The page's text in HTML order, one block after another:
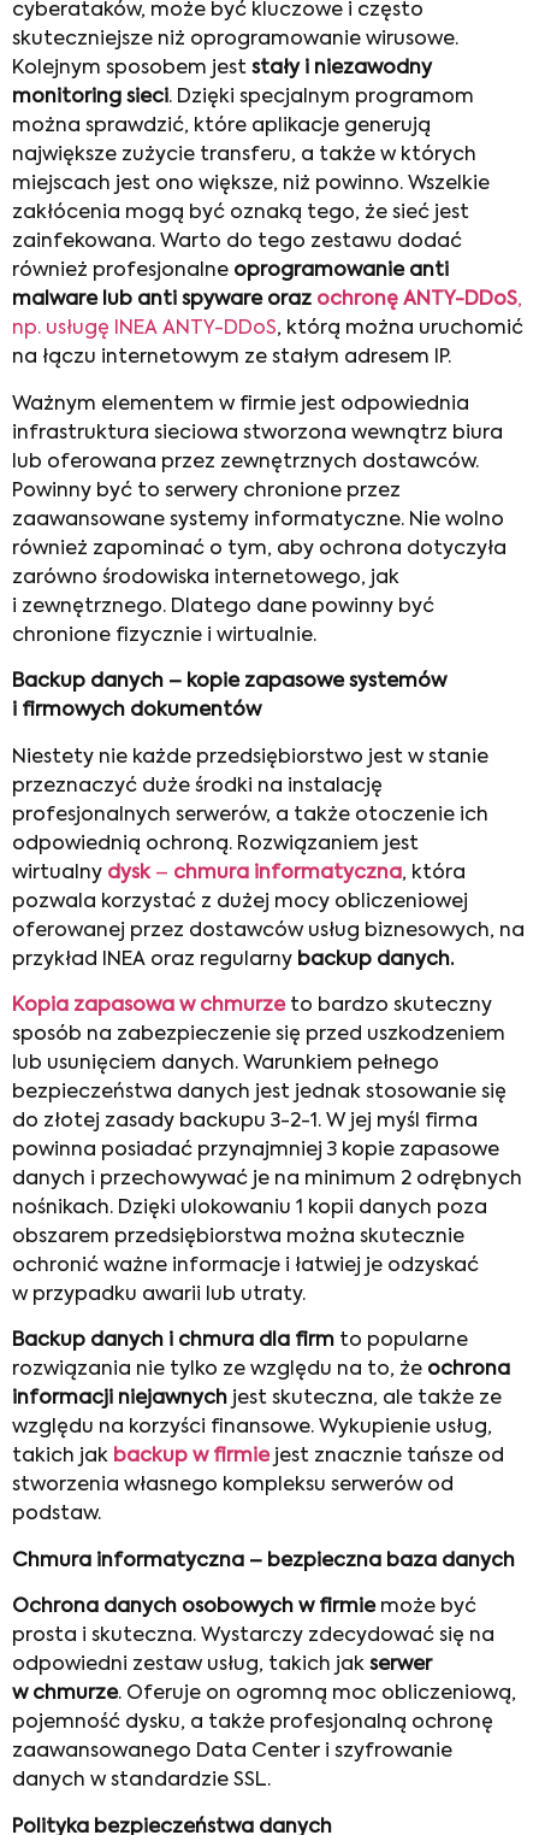
cyberataków, może być kluczowe i często
skuteczniejsze niż oprogramowanie wirusowe.
Kolejnym sposobem jest stały i niezawodny
monitoring sieci. Dzięki specjalnym programom
można sprawdzić, które aplikacje generują
największe zużycie transferu, a także w których
miejscach jest ono większe, niż powinno. Wszelkie
zakłócenia mogą być oznaką tego, że sieć jest
zainfekowana. Warto do tego zestawu dodać
również profesjonalne oprogramowanie anti
malware lub anti spyware oraz ochronę ANTY-DDoS,
np. usługę INEA ANTY-DDoS, którą można uruchomić
na łączu internetowym ze stałym adresem IP.
Ważnym elementem w firmie jest odpowiednia
infrastruktura sieciowa stworzona wewnątrz biura
lub oferowana przez zewnętrznych dostawców.
Powinny być to serwery chronione przez
zaawansowane systemy informatyczne. Nie wolno
również zapominać o tym, aby ochrona dotyczyła
zarówno środowiska internetowego, jak
i zewnętrznego. Dlatego dane powinny być
chronione fizycznie i wirtualnie.
Backup danych – kopie zapasowe systemów
i firmowych dokumentów
Niestety nie każde przedsiębiorstwo jest w stanie
przeznaczyć duże środki na instalację
profesjonalnych serwerów, a także otoczenie ich
odpowiednią ochroną. Rozwiązaniem jest
wirtualny dysk– chmura informatyczna, która
pozwala korzystać z dużej mocy obliczeniowej
oferowanej przez dostawców usług biznesowych, na
przykład INEA oraz regularny backup danych.
Kopia zapasowa w chmurzeto bardzo skuteczny
sposób na zabezpieczenie się przed uszkodzeniem
lub usunięciem danych. Warunkiem pełnego
bezpieczeństwa danych jest jednak stosowanie się
do złotej zasady backupu 3-2-1. W jej myśl firma
powinna posiadać przynajmniej 3 kopie zapasowe
danych i przechowywać je na minimum 2 odrębnych
nośnikach. Dzięki ulokowaniu 1 kopii danych poza
obszarem przedsiębiorstwa można skutecznie
ochronić ważne informacje i łatwiej je odzyskać
w przypadku awarii lub utraty.
Backup danych i chmura dla firm to popularne
rozwiązania nie tylko ze względu na to, że ochrona
informacji niejawnych jest skuteczna, ale także ze
względu na korzyści finansowe. Wykupienie usług,
takich jak backup w firmiejest znacznie tańsze od
stworzenia własnego kompleksu serwerów od
podstaw.
Chmura informatyczna – bezpieczna baza danych
Ochrona danych osobowych w firmiemoże być
prosta i skuteczna. Wystarczy zdecydować się na
odpowiedni zestaw usług, takich jak serwer
w chmurze. Oferuje on ogromną moc obliczeniową,
pojemność dysku, a także profesjonalną ochronę
zaawansowanego Data Center i szyfrowanie
danych w standardzie SSL.
Polityka bezpieczeństwa danych